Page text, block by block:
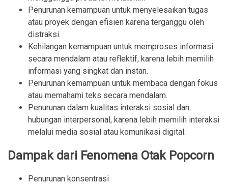
Penurunan kemampuan untuk menyelesaikan tugas
atau proyek dengan efisien karena terganggu oleh
distraksi.
Kehilangan kemampuan untuk memproses informasi
secara mendalam atau reflektif, karena lebih memilih
informasi yang singkat dan instan.
Penurunan kemampuan untuk membaca dengan fokus
atau memahami teks secara mendalam.
Penurunan dalam kualitas interaksi sosial dan
hubungan interpersonal, karena lebih memilih interaksi
melalui media sosial atau komunikasi digital.
Dampak dari Fenomena Otak Popcorn
Penurunan konsentrasi